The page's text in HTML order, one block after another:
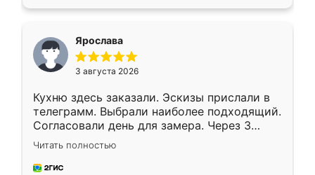
Ярослава
3 августа 2026
Кухню здесь заказали. Эскизы прислали в
телеграмм. Выбрали наиболее подходящий.
Согласовали день для замера. Через 3
недели кухня была уже готова. Остались
довольны работой. Спасибо Ренессанс
мебель за качественную работу!
Читать полностью